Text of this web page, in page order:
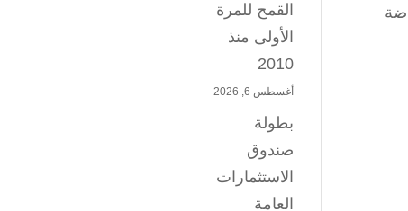
القمح للمرة
الأولى منذ
2010
أغسطس 6, 2026
بطولة
صندوق
الاستثمارات
العامة